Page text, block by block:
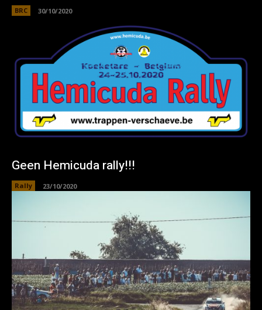
BRC 30/10/2020
Geen Hemicuda rally!!!
Rally 23/10/2020